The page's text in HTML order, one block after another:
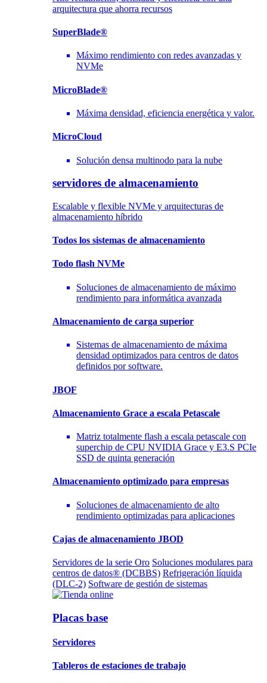
arquitectura que ahorra recursos
SuperBlade®
Máximo rendimiento con redes avanzadas y
NVMe
MicroBlade®
Máxima densidad, eficiencia energética y valor.
MicroCloud
Solución densa multinodo para la nube
servidores de almacenamiento
Escalable y flexible NVMe y arquitecturas de
almacenamiento híbrido
Todos los sistemas de almacenamiento
Todo flash NVMe
Soluciones de almacenamiento de máximo
rendimiento para informática avanzada
Almacenamiento de carga superior
Sistemas de almacenamiento de máxima
densidad optimizados para centros de datos
definidos por software.
JBOF
Almacenamiento Grace a escala Petascale
Matriz totalmente flash a escala petascale con
superchip de CPU NVIDIA Grace y E3.S PCIe
SSD de quinta generación
Almacenamiento optimizado para empresas
Soluciones de almacenamiento de alto
rendimiento optimizadas para aplicaciones
Cajas de almacenamiento JBOD
Servidores de la serie Oro Soluciones modulares para
centros de datos® (DCBBS) Refrigeración líquida
(DLC-2) Software de gestión de sistemas
Placas base
Servidores
Tableros de estaciones de trabajo